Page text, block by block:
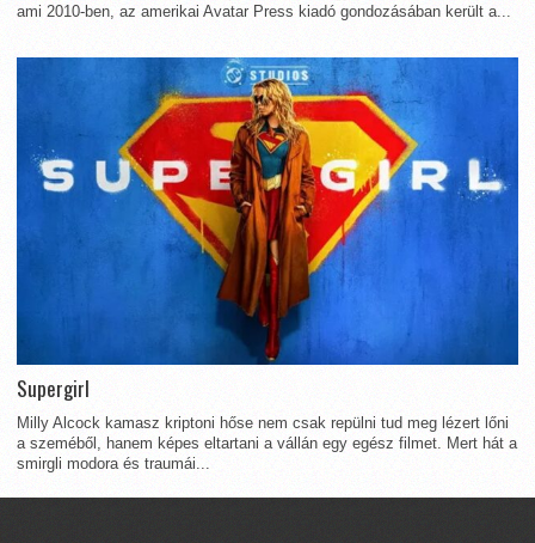
ami 2010-ben, az amerikai Avatar Press kiadó gondozásában került a...
Supergirl
Milly Alcock kamasz kriptoni hőse nem csak repülni tud meg lézert lőni
a szeméből, hanem képes eltartani a vállán egy egész filmet. Mert hát a
smirgli modora és traumái...